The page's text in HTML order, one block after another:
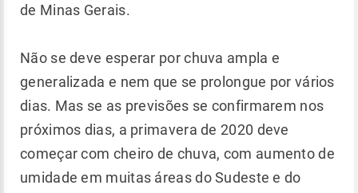
de Minas Gerais.
Não se deve esperar por chuva ampla e
generalizada e nem que se prolongue por vários
dias. Mas se as previsões se confirmarem nos
próximos dias, a primavera de 2020 deve
começar com cheiro de chuva, com aumento de
umidade em muitas áreas do Sudeste e do